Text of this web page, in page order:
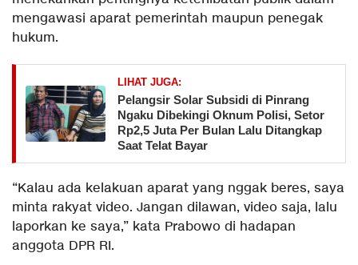
mengawasi aparat pemerintah maupun penegak
hukum.
LIHAT JUGA:
Pelangsir Solar Subsidi di Pinrang
Ngaku Dibekingi Oknum Polisi, Setor
Rp2,5 Juta Per Bulan Lalu Ditangkap
Saat Telat Bayar
“Kalau ada kelakuan aparat yang nggak beres, saya
minta rakyat video. Jangan dilawan, video saja, lalu
laporkan ke saya,” kata Prabowo di hadapan
anggota DPR RI.